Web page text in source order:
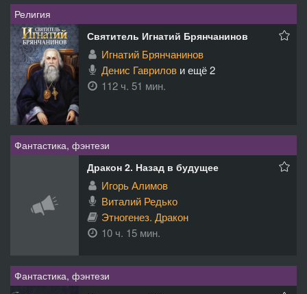
Религия
Святитель Игнатий Брянчанинов
Игнатий Брянчанинов
Денис Гаврилов и ещё 2
112 ч. 51 мин.
Фантастика, фэнтези
Дракон 2. Назад в будущее
Игорь Алимов
Виталий Редько
Этногенез. Дракон
10 ч. 15 мин.
Фантастика, фэнтези